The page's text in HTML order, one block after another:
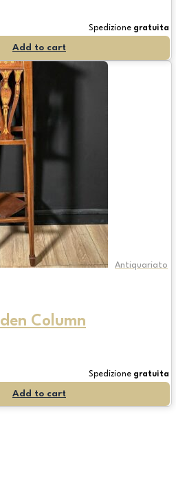
Spedizione gratuita
Add to cart
Antiquariato
Column
Spedizione gratuita
Add to cart